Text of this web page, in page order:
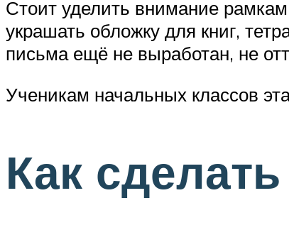
Стоит уделить внимание
украшать обложку для книг,
письма ещё не выработан, не
Ученикам начальных классов
Как